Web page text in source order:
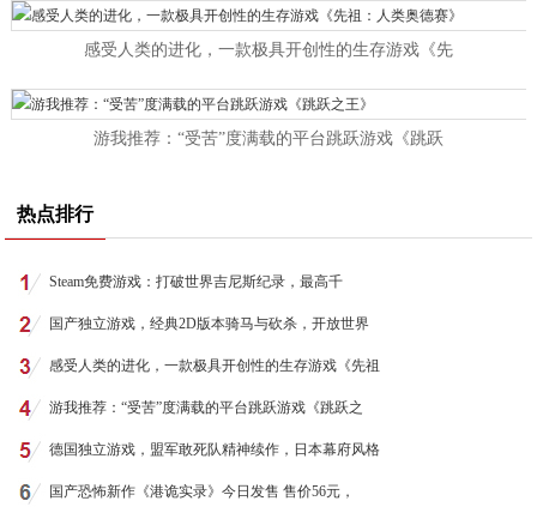
感受人类的进化，一款极具开创性的生存游戏《先
游我推荐：“受苦”度满载的平台跳跃游戏《跳跃
热点排行
Steam免费游戏：打破世界吉尼斯纪录，最高千
国产独立游戏，经典2D版本骑马与砍杀，开放世界
感受人类的进化，一款极具开创性的生存游戏《先祖
游我推荐：“受苦”度满载的平台跳跃游戏《跳跃之
德国独立游戏，盟军敢死队精神续作，日本幕府风格
国产恐怖新作《港诡实录》今日发售 售价56元，